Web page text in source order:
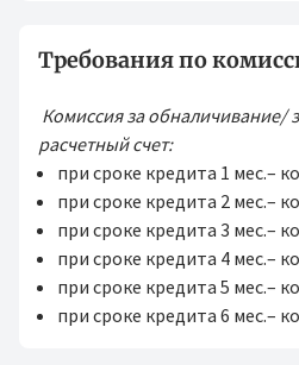
Требования по
Комиссия за обналичивание/
расчетный счет:
при сроке кредита 1 мес.–
при сроке кредита 2 мес.–
при сроке кредита 3 мес.–
при сроке кредита 4 мес.–
при сроке кредита 5 мес.–
при сроке кредита 6 мес.–